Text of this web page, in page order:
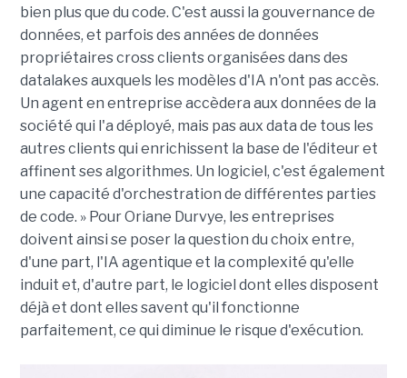
bien plus que du code. C'est aussi la gouvernance de
données, et parfois des années de données
propriétaires cross clients organisées dans des
datalakes auxquels les modèles d'IA n'ont pas accès.
Un agent en entreprise accèdera aux données de la
société qui l'a déployé, mais pas aux data de tous les
autres clients qui enrichissent la base de l'éditeur et
affinent ses algorithmes. Un logiciel, c'est également
une capacité d'orchestration de différentes parties
de code. » Pour Oriane Durvye, les entreprises
doivent ainsi se poser la question du choix entre,
d'une part, l'IA agentique et la complexité qu'elle
induit et, d'autre part, le logiciel dont elles disposent
déjà et dont elles savent qu'il fonctionne
parfaitement, ce qui diminue le risque d'exécution.